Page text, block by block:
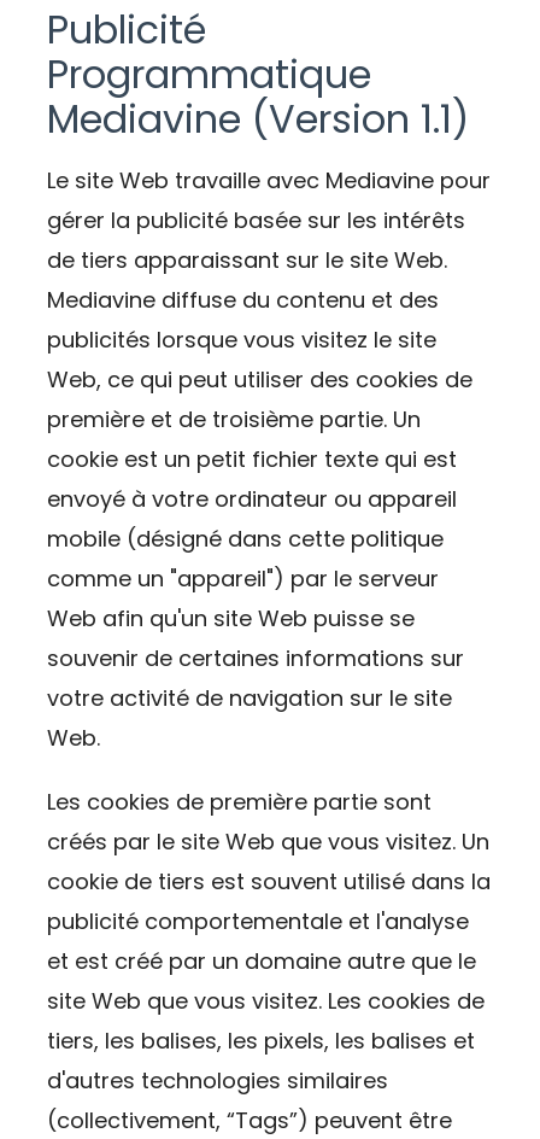
Publicité
Programmatique
Mediavine (Version 1.1)
Le site Web travaille avec Mediavine pour
gérer la publicité basée sur les intérêts
de tiers apparaissant sur le site Web.
Mediavine diffuse du contenu et des
publicités lorsque vous visitez le site
Web, ce qui peut utiliser des cookies de
première et de troisième partie. Un
cookie est un petit fichier texte qui est
envoyé à votre ordinateur ou appareil
mobile (désigné dans cette politique
comme un "appareil") par le serveur
Web afin qu'un site Web puisse se
souvenir de certaines informations sur
votre activité de navigation sur le site
Web.
Les cookies de première partie sont
créés par le site Web que vous visitez. Un
cookie de tiers est souvent utilisé dans la
publicité comportementale et l'analyse
et est créé par un domaine autre que le
site Web que vous visitez. Les cookies de
tiers, les balises, les pixels, les balises et
d'autres technologies similaires
(collectivement, “Tags”) peuvent être